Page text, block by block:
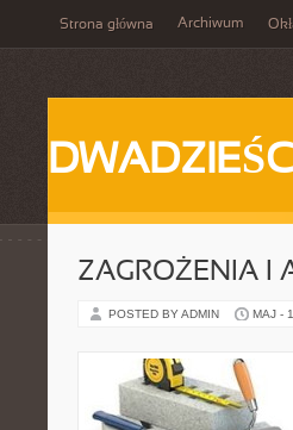
Strona główna Archiwum
ZAGROŻENIA I
POSTED BY ADMIN MAJ -